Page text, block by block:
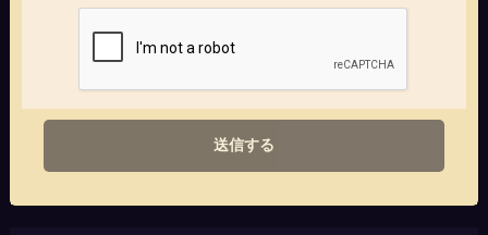
送信する